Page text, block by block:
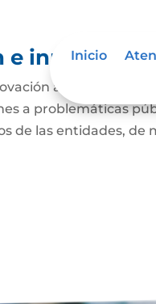
Inicio
e
abierta es
a problemáticas
de las entidades, de